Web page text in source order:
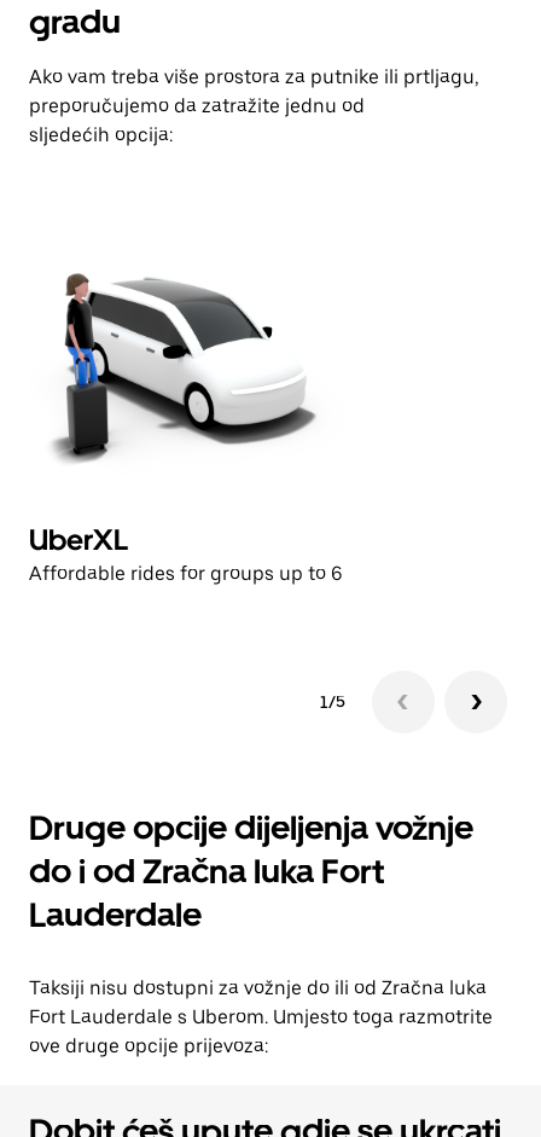
gradu
Ako vam treba više prostora za putnike ili prtljagu,
preporučujemo da zatražite jednu od
sljedećih opcija:
UberXL
Affordable rides for groups up to 6
1/5
Druge opcije dijeljenja vožnje
do i od Zračna luka Fort
Lauderdale
Taksiji nisu dostupni za vožnje do ili od Zračna luka
Fort Lauderdale s Uberom. Umjesto toga razmotrite
ove druge opcije prijevoza: